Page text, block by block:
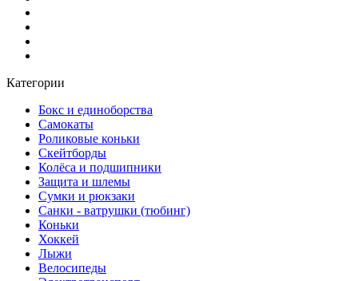
Категории
Бокс и единоборства
Самокаты
Роликовые коньки
Скейтборды
Колёса и подшипники
Защита и шлемы
Сумки и рюкзаки
Санки - ватрушки (тюбинг)
Коньки
Хоккей
Лыжи
Велосипеды